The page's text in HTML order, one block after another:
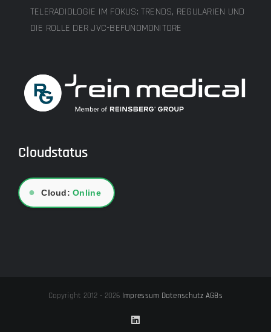
TELERADIOLOGIE IM FOKUS: TRENDS, REGULARIEN UND
DIE ROLLE DER JVC-BEFUNDMONITORE
Cloudstatus
● Cloud:Online
Copyright 2012 - 2026 Impressum Datenschutz AGBs
LinkedIn